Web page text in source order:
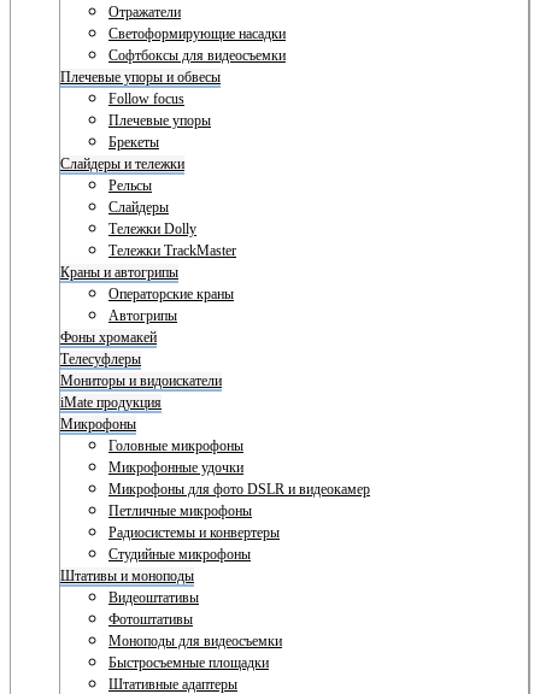
Отражатели
Светоформирующие насадки
Софтбоксы для видеосъемки
Плечевые упоры и обвесы
Follow focus
Плечевые упоры
Брекеты
Слайдеры и тележки
Рельсы
Слайдеры
Тележки Dolly
Тележки TrackMaster
Краны и автогрипы
Операторские краны
Автогрипы
Фоны хромакей
Телесуфлеры
Мониторы и видоискатели
iMate продукция
Микрофоны
Головные микрофоны
Микрофонные удочки
Микрофоны для фото DSLR и видеокамер
Петличные микрофоны
Радиосистемы и конвертеры
Студийные микрофоны
Штативы и моноподы
Видеоштативы
Фотоштативы
Моноподы для видеосъемки
Быстросъемные площадки
Штативные адаптеры